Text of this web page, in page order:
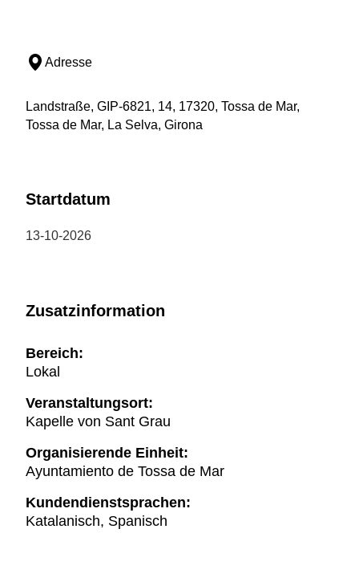
Adresse
Landstraße, GIP-6821, 14, 17320, Tossa de Mar,
Tossa de Mar, La Selva, Girona
Startdatum
13-10-2026
Zusatzinformation
Bereich:
Lokal
Veranstaltungsort:
Kapelle von Sant Grau
Organisierende Einheit:
Ayuntamiento de Tossa de Mar
Kundendienstsprachen:
Katalanisch, Spanisch